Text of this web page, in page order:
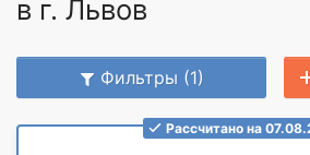
в г. Львов
Фильтры (1)
Рассчитано на